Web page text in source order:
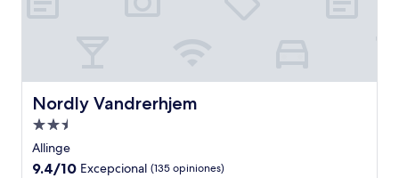
Nordly Vandrerhjem
Nordly Vandrerhjem
Propiedad
de
2.5
Allinge
9.4
9.4/10 Excepcional (135 opiniones)